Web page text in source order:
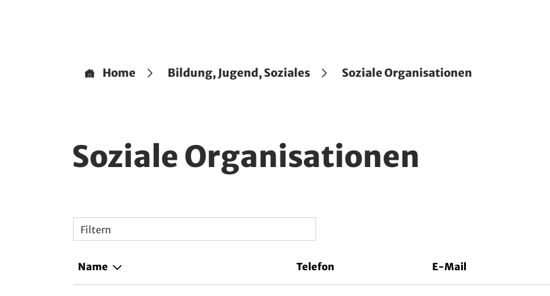
Home Bildung, Jugend, Soziales Soziale Organisationen
Soziale Organisationen
Filtern
Name Telefon E-Mail